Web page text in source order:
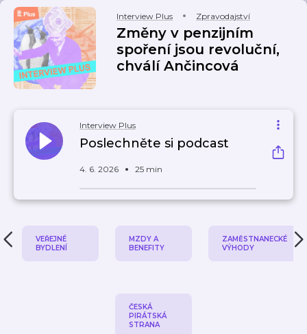
Interview Plus Zpravodajství
Změny v penzijním
spoření jsou revoluční,
chválí Ančincová
Interview Plus
Poslechněte si podcast
4. 6. 2026 25 min
VEŘEJNÉ
BYDLENÍ
MZDY A
BENEFITY
ZAMĚSTNANECKÉ
VÝHODY
ČESKÁ
PIRÁTSKÁ
STRANA